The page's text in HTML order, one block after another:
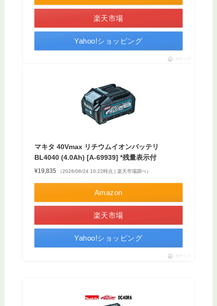
楽天市場
Yahoo!ショッピング
ポチップ
マキタ 40Vmax リチウムイオンバッテリ
BL4040 (4.0Ah) [A-69939] *残量表示付
¥19,835 （2026/06/24 10:22時点 | 楽天市場調べ）
Amazon
楽天市場
Yahoo!ショッピング
ポチップ